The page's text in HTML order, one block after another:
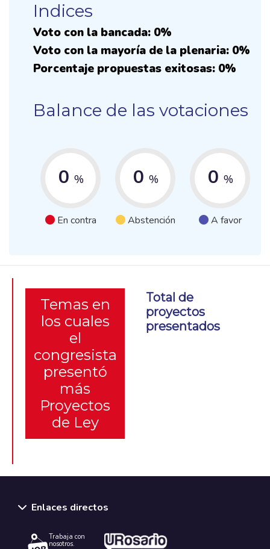
Indices
Voto con la bancada: 0%
Voto con la mayoría de la plenaria: 0%
Porcentaje propuestas exitosas: 0%
Balance de las votaciones
0 %
En contra
0 %
Abstención
0 %
A favor
Temas en
los cuales
el
congresista
presentó
más
Proyectos
de Ley
Total de
proyectos
presentados
Enlaces directos
Trabaja con
nosotros.